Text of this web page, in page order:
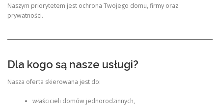
Naszym priorytetem jest ochrona Twojego domu, firmy oraz
prywatności.
Dla kogo są nasze usługi?
Nasza oferta skierowana jest do:
właścicieli domów jednorodzinnych,